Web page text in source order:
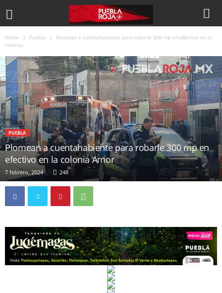
Home Puebla
Plomean a cuentahabiente para robarle 300 mp en efectivo en la
colonia...
PUEBLA
Plomean a cuentahabiente para robarle 300 mp en
efectivo en la colonia Amor
7 febrero, 2024 248